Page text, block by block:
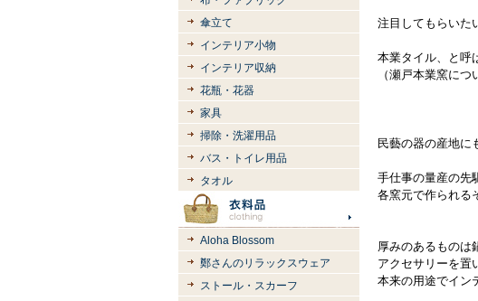
傘立て
インテリア小物
インテリア収納
花瓶・花器
家具
掃除・洗濯用品
バス・トイレ用品
タオル
Aloha Blossom
鄭さんのリラックスウェア
ストール・スカーフ
注目してもらいた
本業タイル、と呼
（瀬戸本業窯につ
民藝の器の産地に
手仕事の量産の先
各窯元で作られる
厚みのあるものは
アクセサリーを置
本来の用途でイン